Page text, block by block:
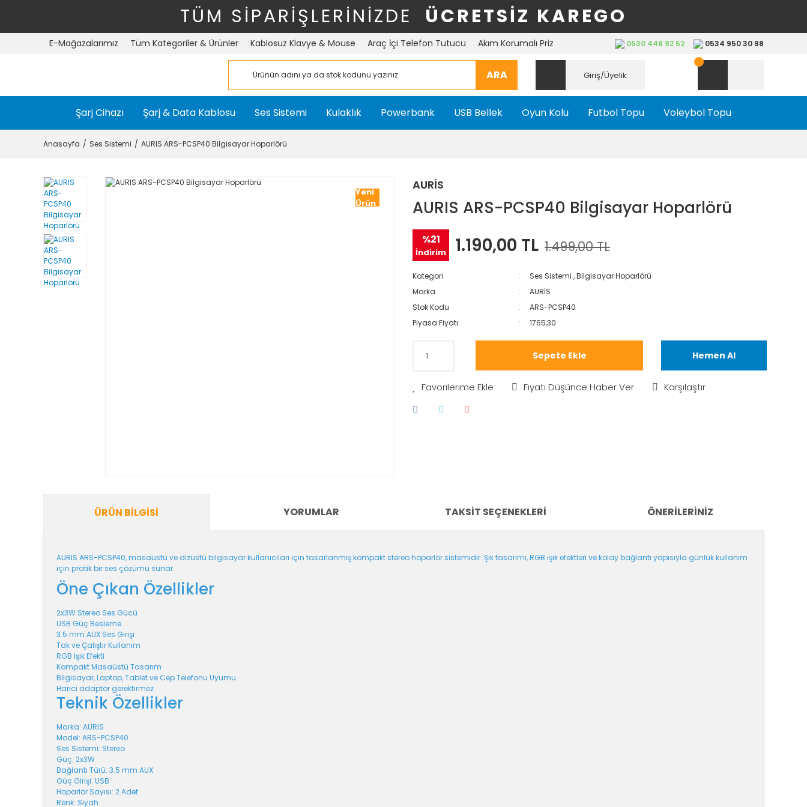
TÜM SİPARİŞLERİNİZDE ÜCRETSİZ KAREGO
E-Mağazalarımız Tüm Kategoriler & Ürünler Kablosuz Klavye & Mouse Araç İçi Telefon Tutucu Akım Korumalı Priz 0530 448 92 52 0534 950 30 98
ARA Giriş/Üyelik
Şarj Cihazı Şarj & Data Kablosu Ses Sistemi Kulaklık Powerbank USB Bellek Oyun Kolu Futbol Topu Voleybol Topu
Anasayfa Ses Sistemi AURIS ARS-PCSP40 Bilgisayar Hoparlörü
Yeni
Ürün
AURİS
AURIS ARS-PCSP40 Bilgisayar Hoparlörü
%21
İndirim 1.190,00 TL 1.499,00 TL
Kategori Ses Sistemi ,Bilgisayar Hoparlörü
Marka
AURİS
Stok Kodu
ARS-PCSP40
Piyasa Fiyatı
1765,30
Sepete Ekle Hemen Al
Fiyatı Düşünce Haber Ver Karşılaştır
ÜRÜN BILGISI YORUMLAR TAKSIT SEÇENEKLERI ÖNERILERINIZ
AURIS ARS-PCSP40, masaüstü ve dizüstü bilgisayar kullanıcıları için tasarlanmış kompakt stereo hoparlör sistemidir. Şık tasarımı, RGB ışık efektleri ve kolay bağlantı yapısıyla günlük kullanım
için pratik bir ses çözümü sunar.
Öne Çıkan Özellikler
2x3W Stereo Ses Gücü
USB Güç Besleme
3.5 mm AUX Ses Girişi
Tak ve Çalıştır Kullanım
RGB Işık Efekti
Kompakt Masaüstü Tasarım
Bilgisayar, Laptop, Tablet ve Cep Telefonu Uyumu
Harici adaptör gerektirmez
Teknik Özellikler
Marka: AURIS
Model: ARS-PCSP40
Ses Sistemi: Stereo
Güç: 2x3W
Bağlantı Türü: 3.5 mm AUX
Güç Girişi: USB
Hoparlör Sayısı: 2 Adet
Renk: Siyah